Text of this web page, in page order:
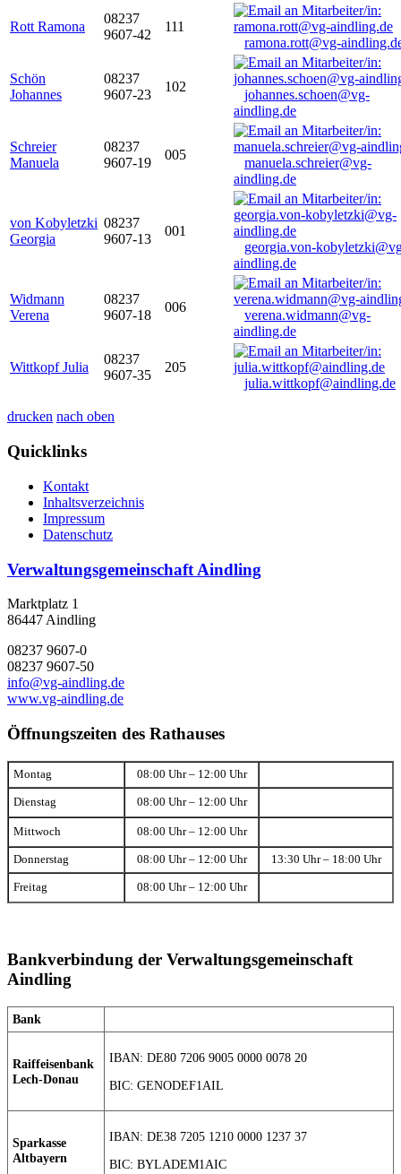
Rott Ramona
08237
9607-42
111
ramona.rott@vg-
Schön
Johannes
08237
9607-23
102
johannes.schoen@vg-
aindling.de
Schreier
Manuela
08237
9607-19
005
manuela.schreier@vg-
aindling.de
von Kobyletzki
Georgia
08237
9607-13
001
georgia.von-
aindling.de
Widmann
Verena
08237
9607-18
006
verena.widmann@vg-
aindling.de
Wittkopf Julia
08237
9607-35
205
julia.wittkopf@aindling.de
drucken nach oben
Quicklinks
Kontakt
Inhaltsverzeichnis
Impressum
Datenschutz
Verwaltungsgemeinschaft Aindling
Marktplatz 1
86447 Aindling
08237 9607-0
08237 9607-50
info@vg-aindling.de
www.vg-aindling.de
Öffnungszeiten des Rathauses
Montag 08:00 Uhr – 12:00 Uhr
Dienstag 08:00 Uhr – 12:00 Uhr
Mittwoch 08:00 Uhr – 12:00 Uhr
Donnerstag 08:00 Uhr – 12:00 Uhr 13:30 Uhr – 18:00 Uhr
Freitag 08:00 Uhr – 12:00 Uhr
Bankverbindung der Verwaltungsgemeinschaft
Aindling
Bank
Raiffeisenbank
Lech-Donau
IBAN: DE80 7206 9005 0000 0078 20
BIC: GENODEF1AIL
Sparkasse
Altbayern
IBAN: DE38 7205 1210 0000 1237 37
BIC: BYLADEM1AIC